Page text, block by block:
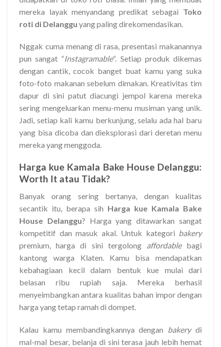
mereka layak menyandang predikat sebagai Toko
roti di Delanggu yang paling direkomendasikan.
Nggak cuma menang di rasa, presentasi makanannya
pun sangat “Instagramable“. Setiap produk dikemas
dengan cantik, cocok banget buat kamu yang suka
foto-foto makanan sebelum dimakan. Kreativitas tim
dapur di sini patut diacungi jempol karena mereka
sering mengeluarkan menu-menu musiman yang unik.
Jadi, setiap kali kamu berkunjung, selalu ada hal baru
yang bisa dicoba dan dieksplorasi dari deretan menu
mereka yang menggoda.
Harga kue Kamala Bake House Delanggu:
Worth It atau Tidak?
Banyak orang sering bertanya, dengan kualitas
secantik itu, berapa sih Harga kue Kamala Bake
House Delanggu? Harga yang ditawarkan sangat
kompetitif dan masuk akal. Untuk kategori bakery
premium, harga di sini tergolong affordablebagi
kantong warga Klaten. Kamu bisa mendapatkan
kebahagiaan kecil dalam bentuk kue mulai dari
belasan ribu rupiah saja. Mereka berhasil
menyeimbangkan antara kualitas bahan impor dengan
harga yang tetap ramah di dompet.
Kalau kamu membandingkannya dengan bakerydi
mal-mal besar, belanja di sini terasa jauh lebih hemat